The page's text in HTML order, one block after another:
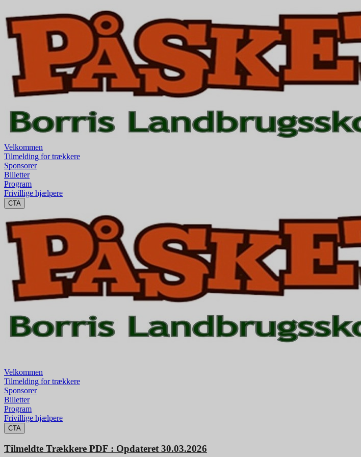
Velkommen
Tilmelding for trækkere
Sponsorer
Billetter
Program
Frivillige hjælpere
CTA
Velkommen
Tilmelding for trækkere
Sponsorer
Billetter
Program
Frivillige hjælpere
CTA
Tilmeldte Trækkere PDF : Opdateret 30.03.2026